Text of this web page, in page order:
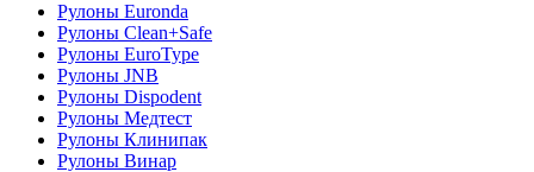
Рулоны Euronda
Рулоны Clean+Safe
Рулоны EuroType
Рулоны JNB
Рулоны Dispodent
Рулоны Медтест
Рулоны Клинипак
Рулоны Винар